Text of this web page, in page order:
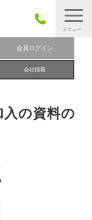
会員ログイン
会社情報
入の資料の